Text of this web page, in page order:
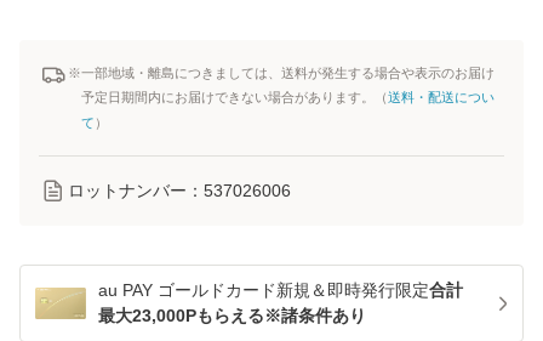
※一部地域・離島につきましては、送料が発生する場合や表示のお届け
予定日期間内にお届けできない場合があります。（送料・配送につい
て ）
ロットナンバー： 537026006
au PAY ゴールドカード新規＆即時発行限定合計
最大23,000Pもらえる※諸条件あり